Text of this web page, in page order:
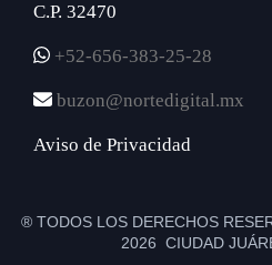
C.P. 32470
+52-656-383-25-28
buzon@nortedigital.mx
Aviso de Privacidad
® TODOS LOS DERECHOS
2026 CIUDAD